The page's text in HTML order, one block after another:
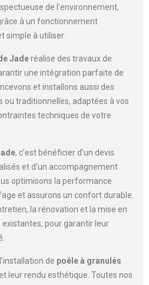
de l’environnement,
à un fonctionnement
simple à utiliser.
Jaderéalise des travaux de
une intégration parfaite de
et installons aussi des
ou traditionnelles, adaptées à vos
techniques de votre
, c’est bénéficier d’un devis
et d’un accompagnement
optimisons la performance
et assurons un confort durable.
la rénovation et la mise en
pour garantir leur
de poêle à granulés
leur rendu esthétique. Toutes nos